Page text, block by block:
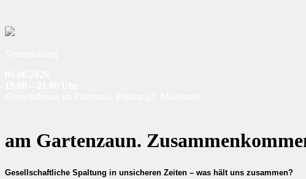
am Gartenzaun.
Gesellschaftliche Spaltung in unsicheren Zeiten – was hält uns zusammen?